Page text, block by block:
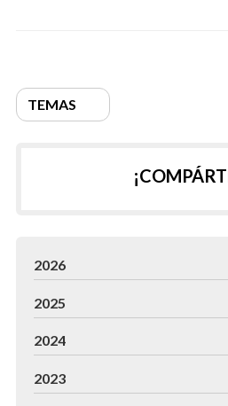
TEMAS
2026
2025
2024
2023